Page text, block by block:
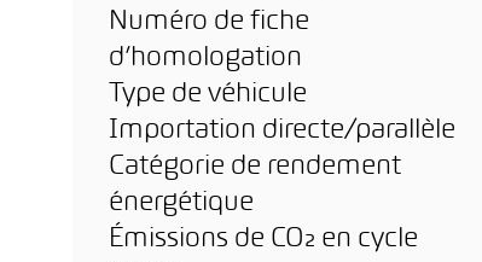
Numéro de fiche
d’homologation
Type de véhicule
Importation directe/parallèle
Catégorie de rendement
énergétique
Émissions de CO₂ en cycle